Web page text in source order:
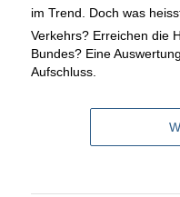
im Trend. Doch was
Verkehrs? Erreichen die
Bundes? Eine
Aufschluss.